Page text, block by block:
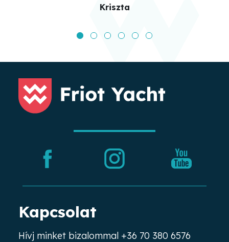
Kriszta
Kapcsolat
Hívj minket bizalommal +36 70 380 6576